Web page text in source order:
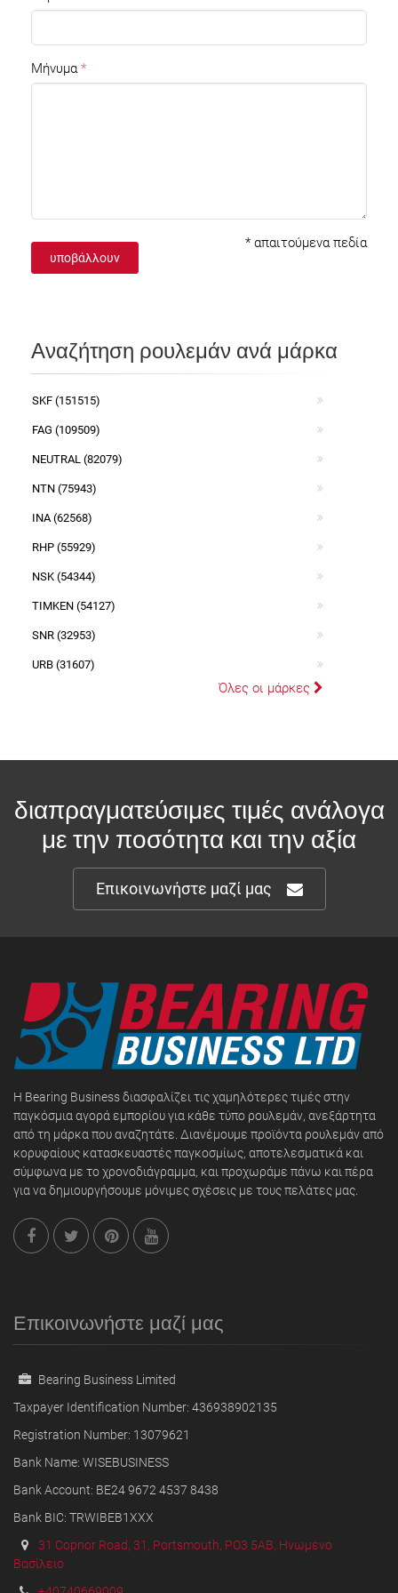
Μήνυμα
* απαιτούμενα πεδία
υποβάλλουν
Αναζήτηση ρουλεμάν ανά μάρκα
SKF (151515)
FAG (109509)
NEUTRAL (82079)
NTN (75943)
INA (62568)
RHP (55929)
NSK (54344)
TIMKEN (54127)
SNR (32953)
URB (31607)
Όλες οι μάρκες
διαπραγματεύσιμες τιμές ανάλογα
με την ποσότητα και την αξία
Επικοινωνήστε μαζί μας
Η Bearing Business διασφαλίζει τις χαμηλότερες τιμές στην
παγκόσμια αγορά εμπορίου για κάθε τύπο ρουλεμάν, ανεξάρτητα
από τη μάρκα που αναζητάτε. Διανέμουμε προϊόντα ρουλεμάν από
κορυφαίους κατασκευαστές παγκοσμίως, αποτελεσματικά και
σύμφωνα με το χρονοδιάγραμμα, και προχωράμε πάνω και πέρα
για να δημιουργήσουμε μόνιμες σχέσεις με τους πελάτες μας.
Επικοινωνήστε μαζί μας
Bearing Business Limited
Taxpayer Identification Number: 436938902135
Registration Number: 13079621
Bank Name: WISEBUSINESS
Bank Account: BE24 9672 4537 8438
Bank BIC: TRWIBEB1XXX
31 Copnor Road, 31, Portsmouth, PO3 5AB, Ηνωμένο
Βασίλειο